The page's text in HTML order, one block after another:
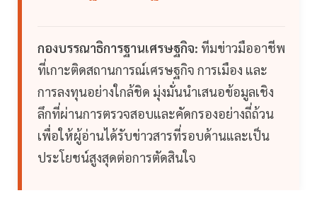
กองบรรณาธิการฐานเศรษฐกิจ: ทีมข่าวมืออาชีพ
ที่เกาะติดสถานการณ์เศรษฐกิจ การเมือง และ
การลงทุนอย่างใกล้ชิด มุ่งมั่นนำเสนอข้อมูลเชิง
ลึกที่ผ่านการตรวจสอบและคัดกรองอย่างถี่ถ้วน
เพื่อให้ผู้อ่านได้รับข่าวสารที่รอบด้านและเป็น
ประโยชน์สูงสุดต่อการตัดสินใจ